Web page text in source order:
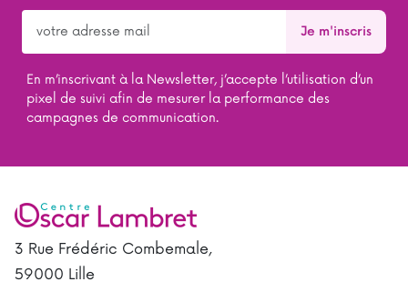
En m’inscrivant à la Newsletter, j’accepte l’utilisation d’un
pixel de suivi afin de mesurer la performance des
campagnes de communication.
3 Rue Frédéric Combemale,
59000 Lille